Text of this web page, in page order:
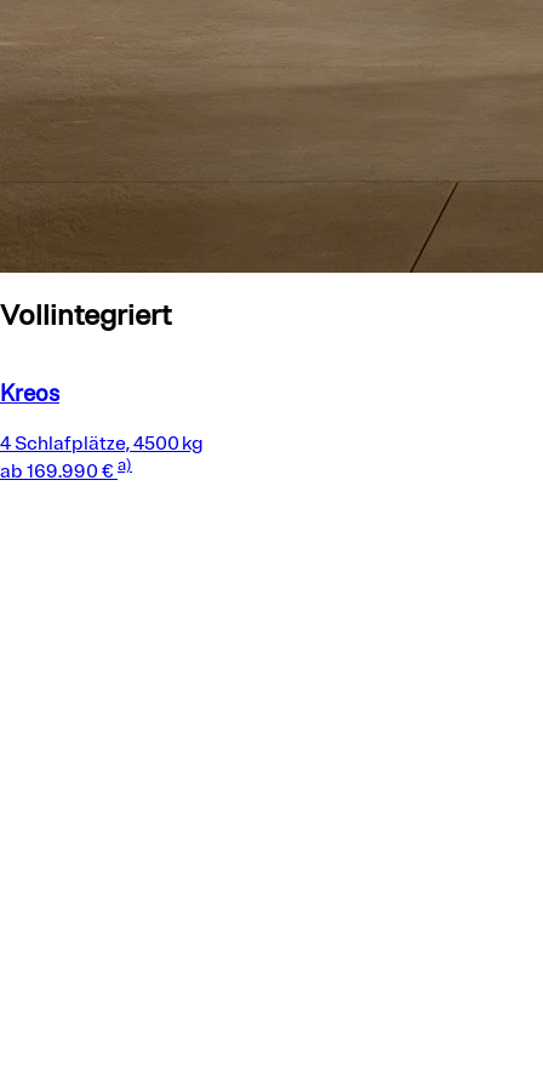
Vollintegriert
Kreos
4 Schlafplätze, 4500 kg
ab 169.990 € a)